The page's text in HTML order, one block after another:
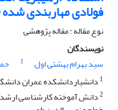
فولادی مهاربندی شده
نوع مقاله : مقاله پژوهشی
نویسندگان
سید بهرام بهشتی اول
1
1 دانشیاردانشکده عمران
2دانش آموخته کارشناسی ارشد